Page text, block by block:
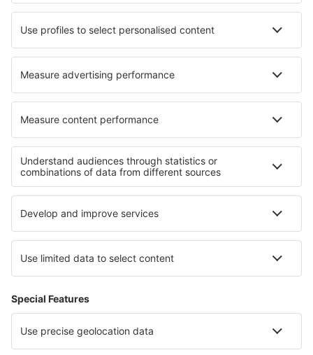
Ubytování in Sant'Agata Li Battiati Ubytování in Long Beach
Ubytování in Brighouse
Nejlepší ubytování - regiony
Ubytování in Dead Sea Ubytování v Tunisku
Ubytování in Brandenburg Lake Plateau
Ubytování na ostrově Praslin
Ubytování v Západopomořanském vojvodství
Ubytování na Azurovém pobřeží